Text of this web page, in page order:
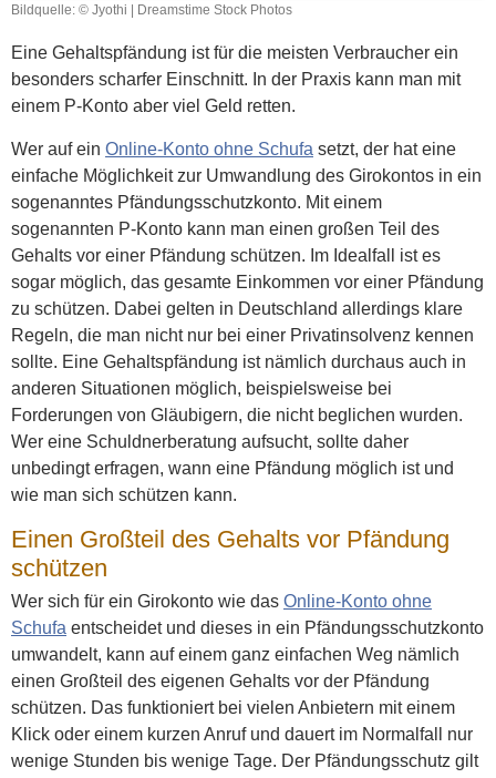
Bildquelle: © Jyothi | Dreamstime Stock Photos
Eine Gehaltspfändung ist für die meisten Verbraucher ein
besonders scharfer Einschnitt. In der Praxis kann man mit
einem P-Konto aber viel Geld retten.
Wer auf ein Online-Konto ohne Schufa setzt, der hat eine
einfache Möglichkeit zur Umwandlung des Girokontos in ein
sogenanntes Pfändungsschutzkonto. Mit einem
sogenannten P-Konto kann man einen großen Teil des
Gehalts vor einer Pfändung schützen. Im Idealfall ist es
sogar möglich, das gesamte Einkommen vor einer Pfändung
zu schützen. Dabei gelten in Deutschland allerdings klare
Regeln, die man nicht nur bei einer Privatinsolvenz kennen
sollte. Eine Gehaltspfändung ist nämlich durchaus auch in
anderen Situationen möglich, beispielsweise bei
Forderungen von Gläubigern, die nicht beglichen wurden.
Wer eine Schuldnerberatung aufsucht, sollte daher
unbedingt erfragen, wann eine Pfändung möglich ist und
wie man sich schützen kann.
Einen Großteil des Gehalts vor Pfändung
schützen
Wer sich für ein Girokonto wie das Online-Konto ohne
Schufa entscheidet und dieses in ein Pfändungsschutzkonto
umwandelt, kann auf einem ganz einfachen Weg nämlich
einen Großteil des eigenen Gehalts vor der Pfändung
schützen. Das funktioniert bei vielen Anbietern mit einem
Klick oder einem kurzen Anruf und dauert im Normalfall nur
wenige Stunden bis wenige Tage. Der Pfändungsschutz gilt